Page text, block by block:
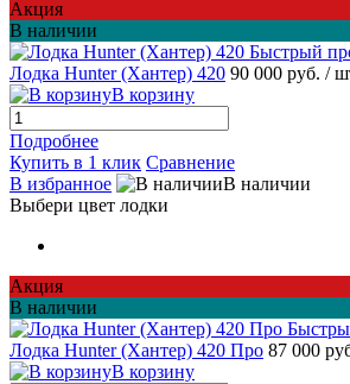
Акция
В наличии
Быстрый
Лодка Hunter (Хантер) 420 90 000 руб. /
В корзину
Подробнее
Купить в 1 клик Сравнение
В избранное
В наличии
Выбери цвет лодки
Акция
В наличии
Лодка Hunter (Хантер) 420 Про 87 000
В корзину